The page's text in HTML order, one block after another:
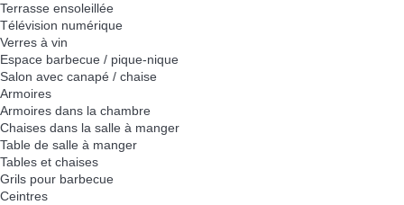
Terrasse ensoleillée
Télévision numérique
Verres à vin
Espace barbecue / pique-nique
Salon avec canapé / chaise
Armoires
Armoires dans la chambre
Chaises dans la salle à manger
Table de salle à manger
Tables et chaises
Grils pour barbecue
Ceintres